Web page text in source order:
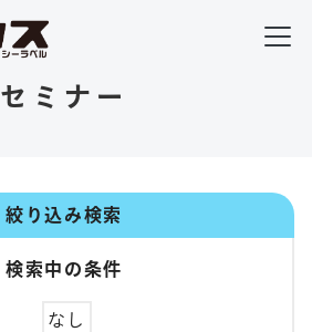
セミナー
絞り込み検索
検索中の条件
なし